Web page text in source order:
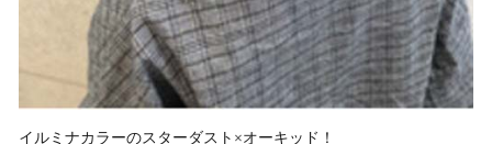
イルミナカラーのスターダスト×オーキッド！